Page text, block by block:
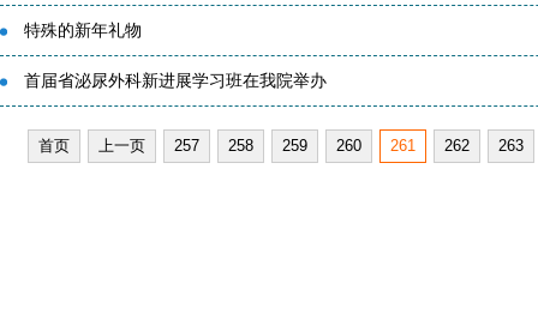
特殊的新年礼物
首届省泌尿外科新进展学习班在我院举办
首页 上一页 257 258 259 260 261 262 263